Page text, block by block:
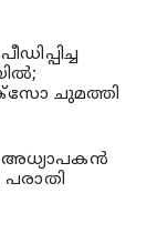
ചുമത്തി
അധ്യാപകന്‍
പരാതി